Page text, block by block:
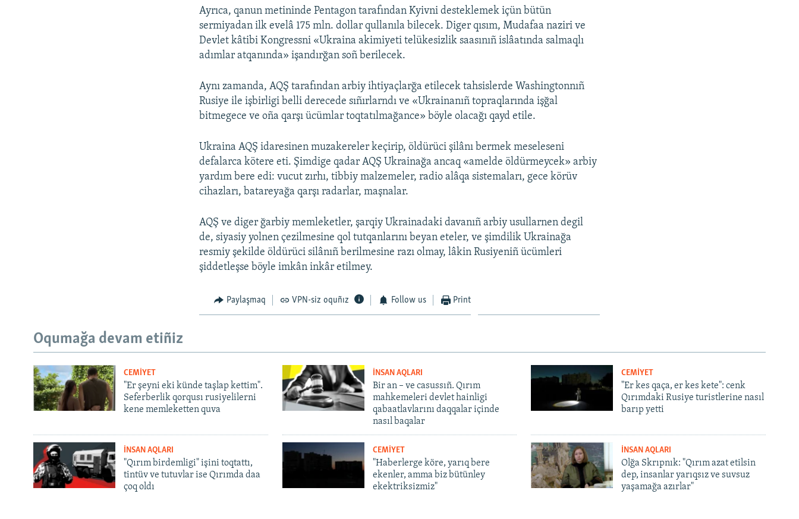
Ayrıca, qanun metininde Pentagon tarafından Kyivni desteklemek içün bütün
sermiyadan ilk evelâ 175 mln. dollar qullanıla bilecek. Diger qısım, Mudafaa naziri ve
Devlet kâtibi Kongressni «Ukraina akimiyeti telükesizlik saasınıñ islâatında salmaqlı
adımlar atqanında» işandırğan soñ berilecek.
Aynı zamanda, AQŞ tarafından arbiy ihtiyaçlarğa etilecek tahsislerde Washingtonnıñ
Rusiye ile işbirligi belli derecede sıñırlarndı ve «Ukrainanıñ topraqlarında işğal
bitmegece ve oña qarşı ücümlar toqtatılmağance» böyle olacağı qayd etile.
Ukraina AQŞ idaresinen muzakereler keçirip, öldürüci şilânı bermek meseleseni
defalarca kötere eti. Şimdige qadar AQŞ Ukrainağa ancaq «amelde öldürmeycek» arbiy
yardım bere edi: vucut zırhı, tibbiy malzemeler, radio alâqa sistemaları, gece körüv
cihazları, batareyağa qarşı radarlar, maşnalar.
AQŞ ve diger ğarbiy memleketler, şarqiy Ukrainadaki davanıñ arbiy usullarnen degil
de, siyasiy yolnen çezilmesine qol tutqanlarını beyan eteler, ve şimdilik Ukrainağa
resmiy şekilde öldürüci silânıñ berilmesine razı olmay, lâkin Rusiyeniñ ücümleri
şiddetleşse böyle imkân inkâr etilmey.
Paylaşmaq VPN-siz oquñız Follow us Print
Oqumağa devam etiñiz
CEMİYET
"Er şeyni eki künde taşlap kettim".
Seferberlik qorqusı rusiyelilerni
kene memleketten quva
İNSAN AQLARI
Bir an – ve casussıñ. Qırım
mahkemeleri devlet hainligi
qabaatlavlarını daqqalar içinde
nasıl baqalar
CEMİYET
"Er kes qaça, er kes kete": cenk
Qırımdaki Rusiye turistlerine nasıl
barıp yetti
İNSAN AQLARI
"Qırım birdemligi" işini toqtattı,
tintüv ve tutuvlar ise Qırımda daa
çoq oldı
CEMİYET
"Haberlerge köre, yarıq bere
ekenler, amma biz bütünley
ekektriksizmiz"
İNSAN AQLARI
Olğa Skrıpnık: "Qırım azat etilsin
dep, insanlar yarıqsız ve suvsuz
yaşamağa azırlar"